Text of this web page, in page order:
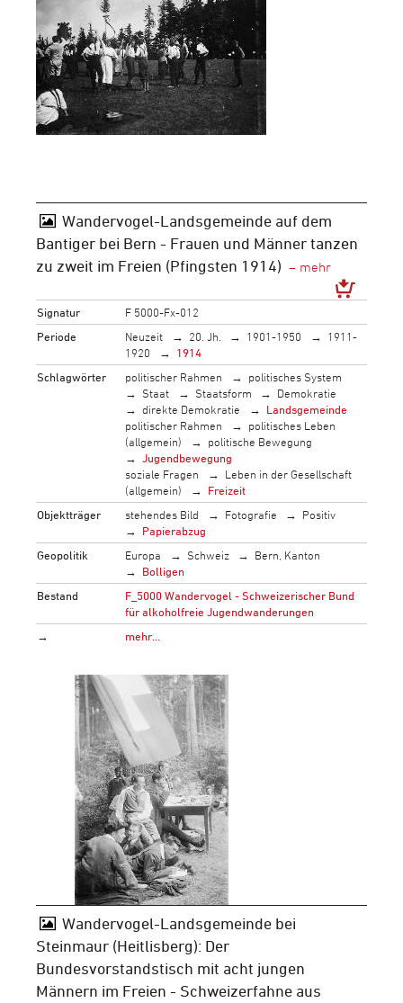
Wandervogel-Landsgemeinde auf dem
Bantiger bei Bern - Frauen und Männer tanzen
zu zweit im Freien (Pfingsten 1914)
Signatur
F 5000-Fx-012
Periode
Neuzeit 20. Jh. 1901-1950
1911-
1920
1914
Schlagwörter
politischer Rahmen
politisches System
Staat
Staatsform
Demokratie
direkte Demokratie
Landsgemeinde
politischer Rahmen
politisches Leben
(allgemein)
politische Bewegung
Jugendbewegung
soziale Fragen
Leben in der Gesellschaft
(allgemein)
Freizeit
Objektträger
stehendes Bild Fotografie
Positiv
Papierabzug
Geopolitik
Europa Schweiz
Bern, Kanton
Bolligen
Bestand
F_5000 Wandervogel - Schweizerischer Bund
für alkoholfreie Jugendwanderungen
→
mehr…
Wandervogel-Landsgemeinde bei
Steinmaur (Heitlisberg): Der
Bundesvorstandstisch mit acht jungen
Männern im Freien - Schweizerfahne aus